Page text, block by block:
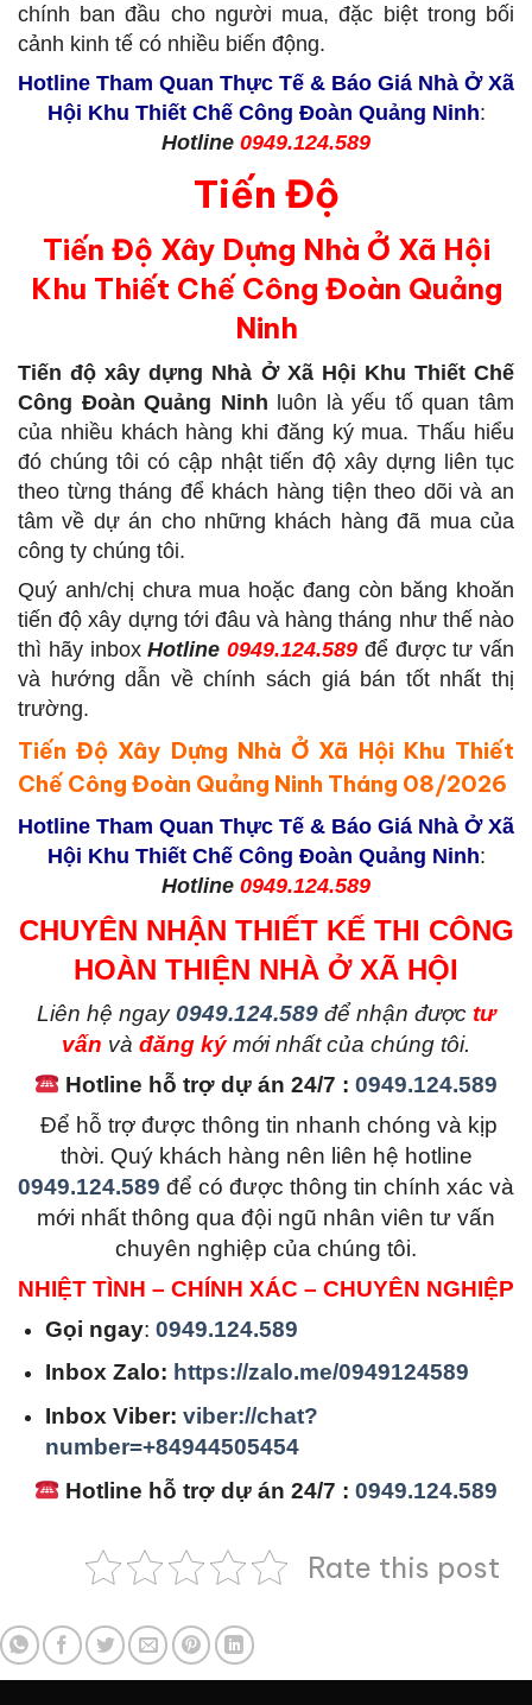
chính ban đầu cho người mua, đặc biệt trong bối
cảnh kinh tế có nhiều biến động.
Hotline Tham Quan Thực Tế & Báo Giá Nhà Ở Xã
Hội Khu Thiết Chế Công Đoàn Quảng Ninh:
Hotline 0949.124.589
Tiến Độ
Tiến Độ Xây Dựng Nhà Ở Xã Hội
Khu Thiết Chế Công Đoàn Quảng
Ninh
Tiến độ xây dựng Nhà Ở Xã Hội Khu Thiết Chế
Công Đoàn Quảng Ninh luôn là yếu tố quan tâm
của nhiều khách hàng khi đăng ký mua. Thấu hiểu
đó chúng tôi có cập nhật tiến độ xây dựng liên tục
theo từng tháng để khách hàng tiện theo dõi và an
tâm về dự án cho những khách hàng đã mua của
công ty chúng tôi.
Quý anh/chị chưa mua hoặc đang còn băng khoăn
tiến độ xây dựng tới đâu và hàng tháng như thế nào
thì hãy inboxHotline 0949.124.589 để được tư vấn
và hướng dẫn về chính sách giá bán tốt nhất thị
trường.
Tiến Độ Xây Dựng Nhà Ở Xã Hội Khu Thiết
Chế Công Đoàn Quảng Ninh Tháng 08/2026
Hotline Tham Quan Thực Tế & Báo Giá Nhà Ở Xã
Hội Khu Thiết Chế Công Đoàn Quảng Ninh:
Hotline 0949.124.589
CHUYÊN NHẬN THIẾT KẾ THI CÔNG
HOÀN THIỆN NHÀ Ở XÃ HỘI
Liên hệ ngay 0949.124.589để nhận được tư
vấn và đăng kýmới nhất của chúng tôi.
Hotline hỗ trợ dự án 24/7 :0949.124.589
Để hỗ trợ được thông tin nhanh chóng và kịp
thời. Quý khách hàng nên liên hệ hotline
0949.124.589 để có được thông tin chính xác và
mới nhất thông qua đội ngũ nhân viên tư vấn
chuyên nghiệp của chúng tôi.
NHIỆT TÌNH – CHÍNH XÁC – CHUYÊN NGHIỆP
Gọi ngay:0949.124.589
Inbox Zalo: https://zalo.me/0949124589
Inbox Viber:viber://chat?
number=+84944505454
Hotline hỗ trợ dự án 24/7 :0949.124.589
Rate this post